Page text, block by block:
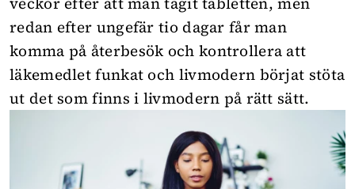
redan efter ungefär tio dagar får man
komma på återbesök och kontrollera att
läkemedlet funkat och livmodern börjat stöta
ut det som finns i livmodern på rätt sätt.